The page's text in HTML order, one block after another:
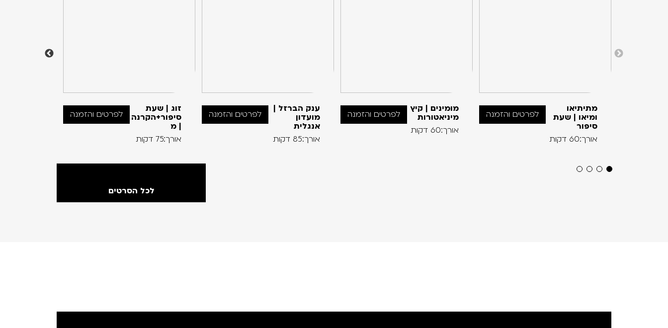
מתיתיאו
ומיאו | שעת
סיפור
אורך:60 דקות
לפרטים והזמנה
מומינים | קיץ
מיניאטורות
אורך:60 דקות
לפרטים והזמנה
ענק הברזל |
מועדון
אנגלית
אורך:85 דקות
לפרטים והזמנה
זוג | שעת
סיפור+הקרנה
| מ
אורך:75 דקות
לפרטים והזמנה
לכל הסרטים